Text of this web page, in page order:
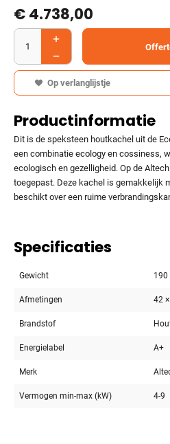
€ 4.738,00
Op verlanglijstje
Productinformatie
Dit is de speksteen houtkachel uit de
een combinatie ecology en cossiness,
ecologisch en gezelligheid. Op de
toegepast. Deze kachel is gemakkelijk
beschikt over een ruime
Specificaties
Gewicht 190
Afmetingen 42
Brandstof
Energielabel A+
Merk
Vermogen min-max (kW) 4-9